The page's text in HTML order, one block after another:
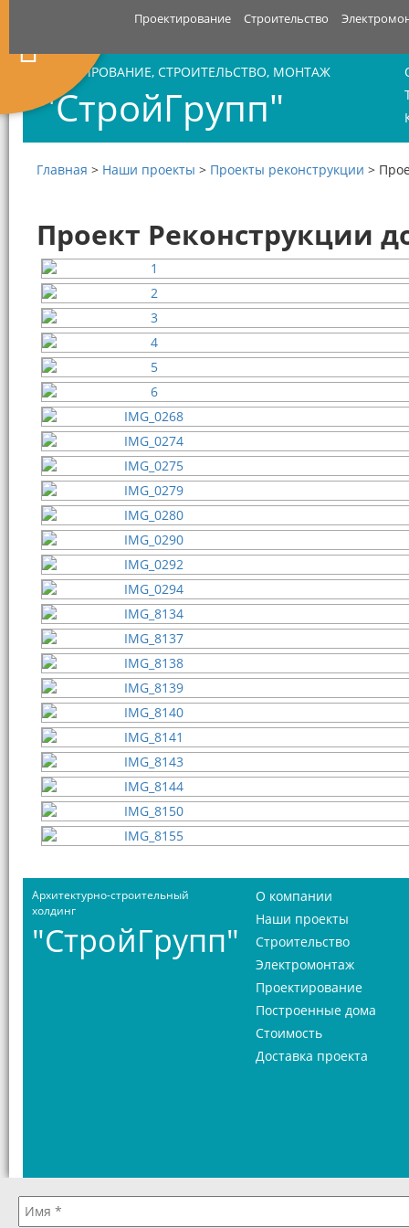
Проектирование Строительство
ПРОЕКТИРОВАНИЕ, СТРОИТЕЛЬСТВО, МОНТАЖ
"СтройГрупп"
Главная > Наши проекты > Проекты реконструкции >
Проект Реконструкции
Архитектурно-строительный
холдинг
"СтройГрупп"
О компании
Наши проекты
Строительство
Электромонтаж
Проектирование
Построенные дома
Стоимость
Доставка проекта